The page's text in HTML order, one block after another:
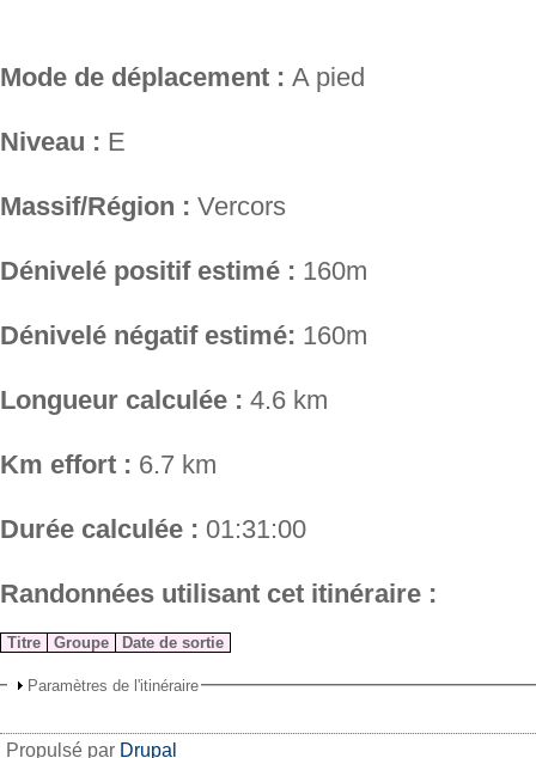
Mode de déplacement : A pied
Niveau : E
Massif/Région : Vercors
Dénivelé positif estimé : 160m
Dénivelé négatif estimé: 160m
Longueur calculée : 4.6 km
Km effort : 6.7 km
Durée calculée : 01:31:00
Randonnées utilisant cet itinéraire :
Titre Groupe Date de sortie
Paramètres de l'itinéraire
Propulsé par Drupal